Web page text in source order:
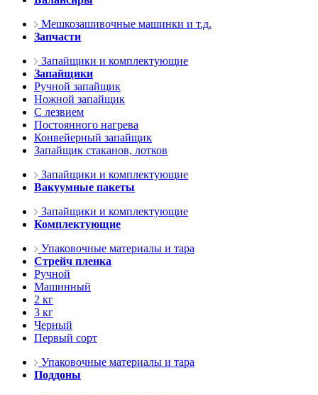
Мешкозашивочные машинки и т.д.
Запчасти
Запайщики и комплектующие
Запайщики
Ручной запайщик
Ножной запайщик
С лезвием
Постоянного нагрева
Конвейерный запайщик
Запайщик стаканов, лотков
Запайщики и комплектующие
Вакуумные пакеты
Запайщики и комплектующие
Комплектующие
Упаковочные материалы и тара
Стрейч пленка
Ручной
Машинный
2 кг
3 кг
Черный
Первый сорт
Упаковочные материалы и тара
Поддоны